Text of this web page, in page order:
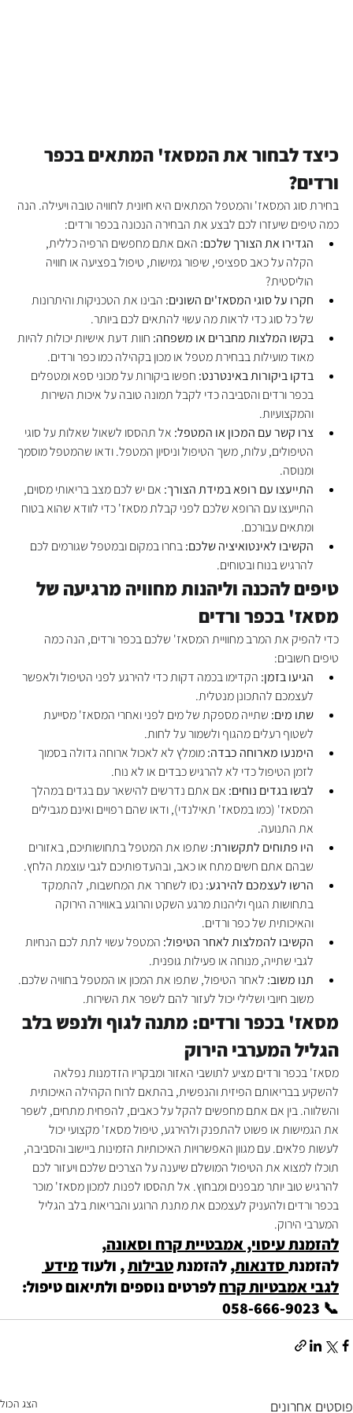
כיצד לבחור את המסאז' המתאים בכפר
ורדים?
בחירת סוג המסאז' והמטפל המתאים היא חיונית לחוויה טובה ויעילה. הנה
כמה טיפים שיעזרו לכם לבצע את הבחירה הנכונה בכפר ורדים:
הגדירו את הצורך שלכם: האם אתם מחפשים הרפיה כללית,
הקלה על כאב ספציפי, שיפור גמישות, טיפול בפציעה או חוויה
הוליסטית?
חקרו על סוגי המסאז'ים השונים: הבינו את הטכניקות והיתרונות
של כל סוג כדי לראות מה עשוי להתאים לכם ביותר.
בקשו המלצות מחברים או משפחה: חוות דעת אישיות יכולות להיות
מאוד מועילות בבחירת מטפל או מכון בקהילה כמו כפר ורדים.
בדקו ביקורות באינטרנט: חפשו ביקורות על מכוני ספא ומטפלים
בכפר ורדים והסביבה כדי לקבל תמונה טובה על איכות השירות
והמקצועיות.
צרו קשר עם המכון או המטפל: אל תהססו לשאול שאלות על סוגי
הטיפולים, עלות, משך הטיפול וניסיון המטפל. ודאו שהמטפל מוסמך
ומנוסה.
התייעצו עם רופא במידת הצורך: אם יש לכם מצב בריאותי מסוים,
התייעצו עם הרופא שלכם לפני קבלת מסאז' כדי לוודא שהוא בטוח
ומתאים עבורכם.
הקשיבו לאינטואיציה שלכם: בחרו במקום ובמטפל שגורמים לכם
להרגיש בנוח ובטוחים.
טיפים להכנה וליהנות מחוויה מרגיעה של
מסאז' בכפר ורדים
כדי להפיק את המרב מחוויית המסאז' שלכם בכפר ורדים, הנה כמה
טיפים חשובים:
הגיעו בזמן: הקדימו בכמה דקות כדי להירגע לפני הטיפול ולאפשר
לעצמכם להתכונן מנטלית.
שתו מים: שתייה מספקת של מים לפני ואחרי המסאז' מסייעת
לשטוף רעלים מהגוף ולשמור על לחות.
הימנעו מארוחה כבדה: מומלץ לא לאכול ארוחה גדולה בסמוך
לזמן הטיפול כדי לא להרגיש כבדים או לא נוח.
לבשו בגדים נוחים: אם אתם נדרשים להישאר עם בגדים במהלך
המסאז' (כמו במסאז' תאילנדי), ודאו שהם רפויים ואינם מגבילים
את התנועה.
היו פתוחים לתקשורת: שתפו את המטפל בתחושותיכם, באזורים
שבהם אתם חשים מתח או כאב, ובהעדפותיכם לגבי עוצמת הלחץ.
הרשו לעצמכם להירגע: נסו לשחרר את המחשבות, להתמקד
בתחושות הגוף וליהנות מרגע השקט והרוגע באווירה הירוקה
והאיכותית של כפר ורדים.
הקשיבו להמלצות לאחר הטיפול: המטפל עשוי לתת לכם הנחיות
לגבי שתייה, מנוחה או פעילות גופנית.
תנו משוב: לאחר הטיפול, שתפו את המכון או המטפל בחוויה שלכם.
משוב חיובי ושלילי יכול לעזור להם לשפר את השירות.
מסאז' בכפר ורדים: מתנה לגוף ולנפש בלב
הגליל המערבי הירוק
מסאז' בכפר ורדים מציע לתושבי האזור ומבקריו הזדמנות נפלאה
להשקיע בבריאותם הפיזית והנפשית, בהתאם לרוח הקהילה האיכותית
והשלווה. בין אם אתם מחפשים להקל על כאבים, להפחית מתחים, לשפר
את הגמישות או פשוט להתפנק ולהירגע, טיפול מסאז' מקצועי יכול
לעשות פלאים. עם מגוון האפשרויות האיכותיות הזמינות ביישוב והסביבה,
תוכלו למצוא את הטיפול המושלם שיענה על הצרכים שלכם ויעזור לכם
להרגיש טוב יותר מבפנים ומבחוץ. אל תהססו לפנות למכון מסאז' מוכר
בכפר ורדים ולהעניק לעצמכם את מתנת הרוגע והבריאות בלב הגליל
המערבי הירוק.
להזמנת עיסוי, אמבטיית קרח וסאונה,
להזמנת סדנאות, להזמנת טבילות , ולעוד מידע
לגבי אמבטיות קרח לפרטים נוספים ולתיאום טיפול:
📞 058-666-9023
פוסטים אחרונים הצג הכול